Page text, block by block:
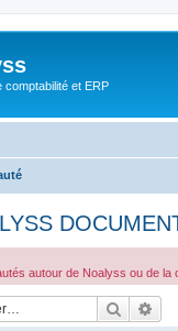
comptabilité et ERP
autour de Noalyss ou de la